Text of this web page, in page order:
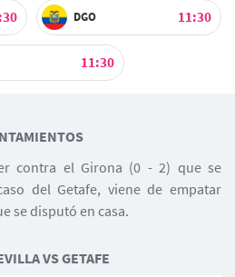
VS GETAFE
DGO 11:30
11:30
contra el Girona (0 - 2) que se
del Getafe, viene de empatar
se disputó en casa.